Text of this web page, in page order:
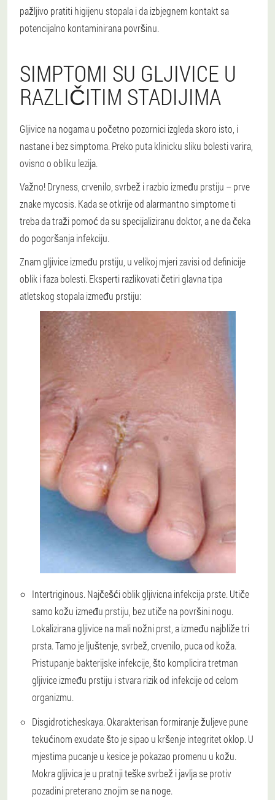
pažljivo pratiti higijenu stopala i da izbjegnem kontakt sa
potencijalno kontaminirana površinu.
SIMPTOMI SU GLJIVICE U
RAZLIČITIM STADIJIMA
Gljivice na nogama u početno pozornici izgleda skoro isto, i
nastane i bez simptoma. Preko puta klinicku sliku bolesti varira,
ovisno o obliku lezija.
Važno! Dryness, crvenilo, svrbež i razbio između prstiju – prve
znake mycosis. Kada se otkrije od alarmantno simptome ti
treba da traži pomoć da su specijaliziranu doktor, a ne da čeka
do pogoršanja infekciju.
Znam gljivice između prstiju, u velikoj mjeri zavisi od definicije
oblik i faza bolesti. Eksperti razlikovati četiri glavna tipa
atletskog stopala između prstiju:
Intertriginous. Najčešći oblik gljivicna infekcija prste. Utiče
samo kožu između prstiju, bez utiče na površini nogu.
Lokalizirana gljivice na mali nožni prst, a između najbliže tri
prsta. Tamo je ljuštenje, svrbež, crvenilo, puca od koža.
Pristupanje bakterijske infekcije, što komplicira tretman
gljivice između prstiju i stvara rizik od infekcije od celom
organizmu.
Disgidroticheskaya. Okarakterisan formiranje žuljeve pune
tekućinom exudate što je sipao u kršenje integritet oklop. U
mjestima pucanje u kesice je pokazao promenu u kožu.
Mokra gljivica je u pratnji teške svrbež i javlja se protiv
pozadini preterano znojim se na noge.